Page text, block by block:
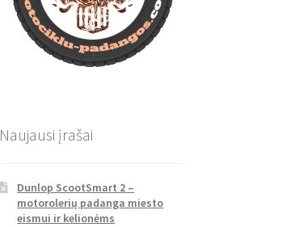
Naujausi įrašai
Dunlop ScootSmart 2 –
motorolerių padanga miesto
eismui ir kelionėms